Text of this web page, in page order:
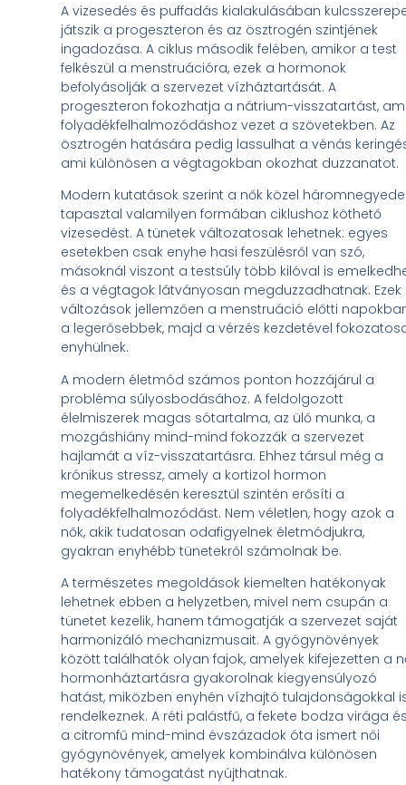
A vizesedés és puffadás kialakulásában
játszik a progeszteron és az ösztrogén szintjének
ingadozása. A ciklus második felében, amikor a test
felkészül a menstruációra, ezek a hormonok
befolyásolják a szervezet vízháztartását. A
progeszteron fokozhatja a nátrium-visszatartást,
folyadékfelhalmozódáshoz vezet a szövetekben. Az
ösztrogén hatására pedig lassulhat a vénás
ami különösen a végtagokban okozhat duzzanatot.
Modern kutatások szerint a nők közel háromnegyede
tapasztal valamilyen formában ciklushoz köthető
vizesedést. A tünetek változatosak lehetnek: egyes
esetekben csak enyhe hasi feszülésről van szó,
másoknál viszont a testsúly több kilóval is
és a végtagok látványosan megduzzadhatnak. Ezek
változások jellemzően a menstruáció előtti
a legerősebbek, majd a vérzés kezdetével
enyhülnek.
A modern életmód számos ponton hozzájárul a
probléma súlyosbodásához. A feldolgozott
élelmiszerek magas sótartalma, az ülő munka, a
mozgáshiány mind-mind fokozzák a szervezet
hajlamát a víz-visszatartásra. Ehhez társul még a
krónikus stressz, amely a kortizol hormon
megemelkedésén keresztül szintén erősíti a
folyadékfelhalmozódást. Nem véletlen, hogy azok a
nők, akik tudatosan odafigyelnek életmódjukra,
gyakran enyhébb tünetekről számolnak be.
A természetes megoldások kiemelten hatékonyak
lehetnek ebben a helyzetben, mivel nem csupán a
tünetet kezelik, hanem támogatják a szervezet saját
harmonizáló mechanizmusait. A gyógynövények
között találhatók olyan fajok, amelyek kifejezetten a
hormonháztartásra gyakorolnak kiegyensúlyozó
hatást, miközben enyhén vízhajtó tulajdonságokkal
rendelkeznek. A réti palástfű, a fekete bodza virága
a citromfű mind-mind évszázadok óta ismert női
gyógynövények, amelyek kombinálva különösen
hatékony támogatást nyújthatnak.